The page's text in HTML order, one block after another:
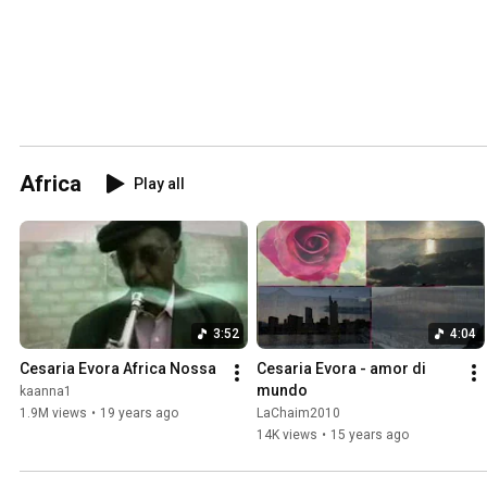
Africa Play all
3:52
Cesaria Evora Africa Nossa
kaanna1
1.9M views • 19 years ago
4:04
Cesaria Evora - amor di
mundo
LaChaim2010
14K views • 15 years ago